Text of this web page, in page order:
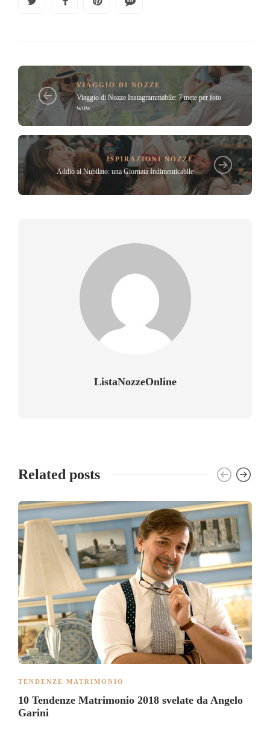
VIAGGIO DI NOZZE
Viaggio di Nozze Instagrammabile: 7 mete per foto
wow
ISPIRAZIONI NOZZE
Addio al Nubilato: una Giornata Indimenticabile
ListaNozzeOnline
Related posts
TENDENZE MATRIMONIO
10 Tendenze Matrimonio 2018 svelate da Angelo
Garini